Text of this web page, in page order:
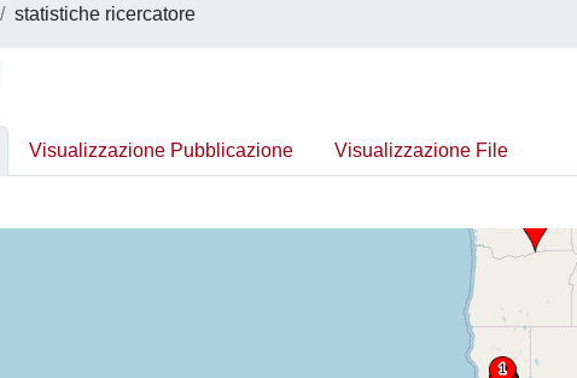
statistiche ricercatore
Visualizzazione Pubblicazione Visualizzazione File